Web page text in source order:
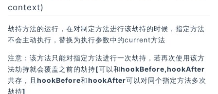
context)
劫持方法的运行，在对制定方法进行该劫持的时候，指定方法
不会主动执行，替换为执行参数中的current方法
注意：该方法只能对指定方法进行一次劫持，若再次使用该方
法劫持就会覆盖之前的劫持[可以和hookBefore,hookAfter
共存，且hookBefore和hookAfter可以对同个指定方法多次
劫持]